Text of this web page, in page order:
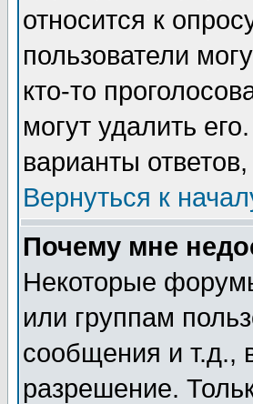
относится к
пользователи
кто-то
могут удалить
варианты
Вернуться к
Почему мне
Некоторые
или группам
сообщения и т.д.,
разрешение.